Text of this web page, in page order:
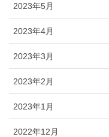
2023年5月
2023年4月
2023年3月
2023年2月
2023年1月
2022年12月